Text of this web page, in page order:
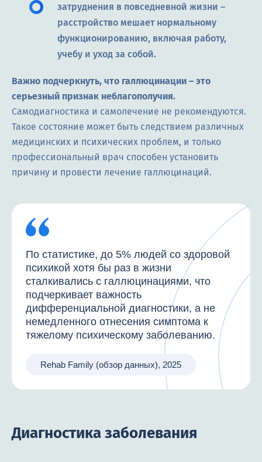
затруднения в повседневной жизни –
расстройство мешает нормальному
функционированию, включая работу,
учебу и уход за собой.
Важно подчеркнуть, что галлюцинации – это
серьезный признак неблагополучия.
Самодиагностика и самолечение не рекомендуются.
Такое состояние может быть следствием различных
медицинских и психических проблем, и только
профессиональный врач способен установить
причину и провести лечение галлюцинаций.
По статистике, до 5% людей со здоровой
психикой хотя бы раз в жизни
сталкивались с галлюцинациями, что
подчеркивает важность
дифференциальной диагностики, а не
немедленного отнесения симптома к
тяжелому психическому заболеванию.
Rehab Family (обзор данных), 2025
Диагностика заболевания